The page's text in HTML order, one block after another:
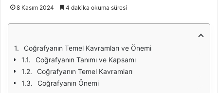
8 Kasım 2024 4 dakika okuma süresi
Coğrafyanın Temel Kavramları ve Önemi
Coğrafyanın Tanımı ve Kapsamı
Coğrafyanın Temel Kavramları
Coğrafyanın Önemi